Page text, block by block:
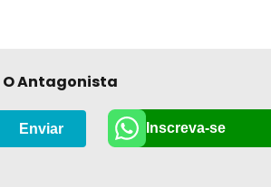
O Antagonista
Enviar Inscreva-se